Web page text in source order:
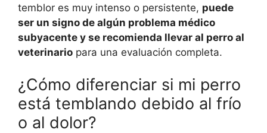
temblor es muy intenso o persistente, puede
ser un signo de algún problema médico
subyacente y se recomienda llevar al perro al
veterinario para una evaluación completa.
¿Cómo diferenciar si mi perro
está temblando debido al frío
o al dolor?